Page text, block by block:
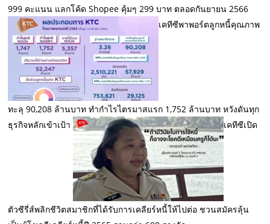
999 คะแนน แลกโค้ด Shopee คุ้มๆ 299 บาท ตลอดกันยายน 2566
เคทีซีพาพอร์ตลูกหนี้คุณภาพ
ทะลุ 90,208 ล้านบาท ทำกำไรไตรมาสแรก 1,752 ล้านบาท หวังดันทุก
ธุรกิจหลักเข้าเป้า
เคทีซีเปิด
ตัวซีรี่ส์พลิกชีวิตสมาชิกที่ได้รับการเคลียร์หนี้ให้ไปต่อ ชวนสมัครลุ้น